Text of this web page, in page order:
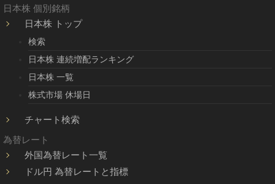
日本株 個別銘柄
日本株 トップ
検索
日本株 連続増配ランキング
日本株 一覧
株式市場 休場日
チャート検索
為替レート
外国為替レート一覧
ドル円 為替レートと指標